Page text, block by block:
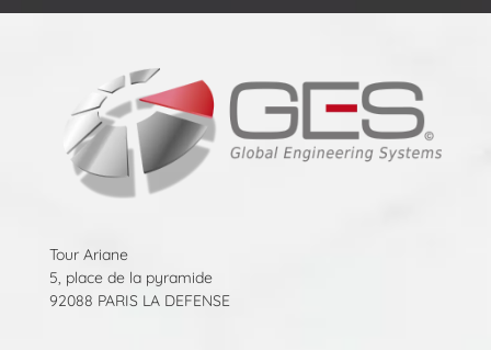
Tour Ariane
5, place de la pyramide
92088 PARIS LA DEFENSE